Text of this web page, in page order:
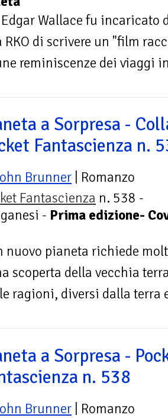
Wallace fu incaricato
di scrivere un "film
reminiscenze dei viaggi
a Sorpresa -
Fantascienza n.
Brunner | Romanzo
Fantascienza n. 538 -
- Prima edizione-
nuovo pianeta richiede
scoperta della vecchia
ragioni, diversi dalla terra
a Sorpresa -
n. 538
Brunner | Romanzo